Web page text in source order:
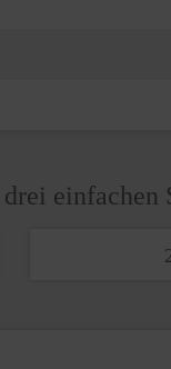
einfachen